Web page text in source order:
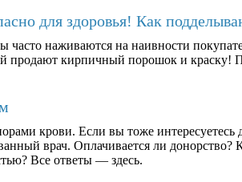
для здоровья! Как
наживаются на наивности
продают кирпичный порошок и краску!
крови. Если вы тоже
врач. Оплачивается ли
Все ответы — здесь.